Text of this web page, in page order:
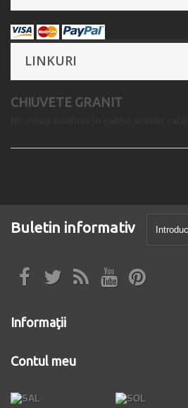
LINKURI
CHIUVETE GRANIT
Buletin informativ
Informaţii
Contul meu